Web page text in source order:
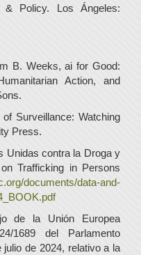
& Policy. Los Ángeles:
B. Weeks, ai for Good:
Action, and
Surveillance: Watching
Press.
Unidas contra la Droga y
Trafficking in Persons
documents/data-and-
de la Unión Europea
1689 del Parlamento
de 2024, relativo a la